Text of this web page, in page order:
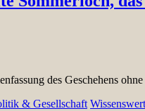
des Geschehens
& Gesellschaft